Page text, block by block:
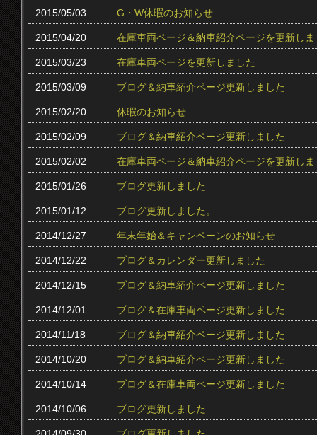
2015/05/03 G・W休暇のお知らせ
2015/04/20 在庫車両ページ＆納車紹介ページを更新し
2015/03/23 在庫車両ページを更新しました
2015/03/09 ブログ＆納車紹介ページ更新しました
2015/02/20 休暇のお知らせ
2015/02/09 ブログ＆納車紹介ページ更新しました
2015/02/02 在庫車両ページ＆納車紹介ページを更新し
2015/01/26 ブログ更新しました
2015/01/12 ブログ更新しました。
2014/12/27 年末年始＆キャンペーンのお知らせ
2014/12/22 ブログ＆カレンダー更新しました
2014/12/15 ブログ＆納車紹介ページ更新しました
2014/12/01 ブログ＆在庫車両ページ更新しました
2014/11/18 ブログ＆納車紹介ページ更新しました
2014/10/20 ブログ＆納車紹介ページ更新しました
2014/10/14 ブログ＆在庫車両ページ更新しました
2014/10/06 ブログ更新しました